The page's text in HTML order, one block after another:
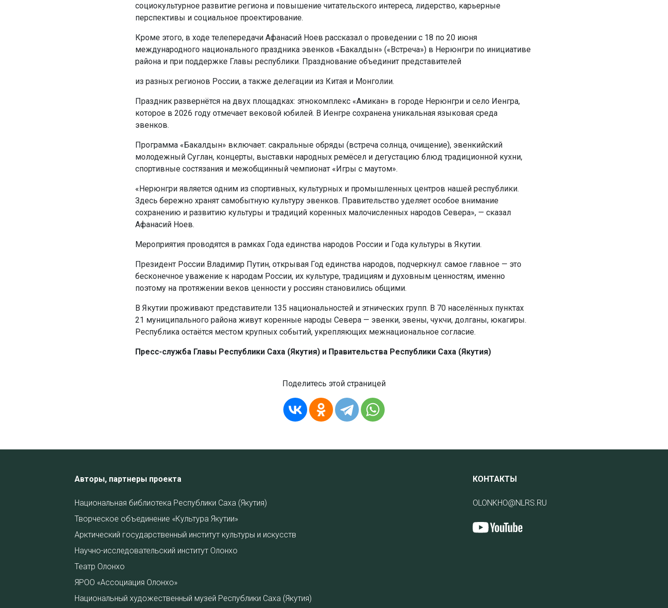
социокультурное развитие региона и повышение читательского интереса, лидерство, карьерные
перспективы и социальное проектирование.
Кроме этого, в ходе телепередачи Афанасий Ноев рассказал о проведении с 18 по 20 июня
международного национального праздника эвенков «Бакалдын» («Встреча») в Нерюнгри по инициативе
района и при поддержке Главы республики. Празднование объединит представителей
из разных регионов России, а также делегации из Китая и Монголии.
Праздник развернётся на двух площадках: этнокомплекс «Амикан» в городе Нерюнгри и село Иенгра,
которое в 2026 году отмечает вековой юбилей. В Иенгре сохранена уникальная языковая среда
эвенков.
Программа «Бакалдын» включает: сакральные обряды (встреча солнца, очищение), эвенкийский
молодежный Суглан, концерты, выставки народных ремёсел и дегустацию блюд традиционной кухни,
спортивные состязания и межобщинный чемпионат «Игры с маутом».
«Нерюнгри является одним из спортивных, культурных и промышленных центров нашей республики.
Здесь бережно хранят самобытную культуру эвенков. Правительство уделяет особое внимание
сохранению и развитию культуры и традиций коренных малочисленных народов Севера», — сказал
Афанасий Ноев.
Мероприятия проводятся в рамках Года единства народов России и Года культуры в Якутии.
Президент России Владимир Путин, открывая Год единства народов, подчеркнул: самое главное — это
бесконечное уважение к народам России, их культуре, традициям и духовным ценностям, именно
поэтому на протяжении веков ценности у россиян становились общими.
В Якутии проживают представители 135 национальностей и этнических групп. В 70 населённых пунктах
21 муниципального района живут коренные народы Севера — эвенки, эвены, чукчи, долганы, юкагиры.
Республика остаётся местом крупных событий, укрепляющих межнациональное согласие.
Пресс-служба Главы Республики Саха (Якутия) и Правительства Республики Саха (Якутия)
Поделитесь этой страницей
Авторы, партнеры проекта
Национальная библиотека Республики Саха (Якутия)
Творческое объединение «Культура Якутии»
Арктический государственный институт культуры и искусств
Научно-исследовательский институт Олонхо
Театр Олонхо
ЯРОО «Ассоциация Олонхо»
Национальный художественный музей Республики Саха (Якутия)
КОНТАКТЫ
OLONKHO@NLRS.RU